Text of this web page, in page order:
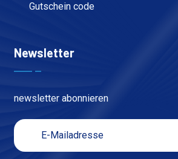
Gutschein code
Newsletter
newsletter abonnieren